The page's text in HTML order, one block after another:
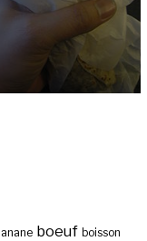
boeuf boisson